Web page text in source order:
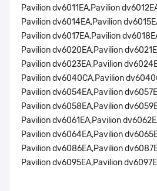
Pavilion dv6011EA,Pavilion
Pavilion dv6014EA,Pavilion
Pavilion dv6017EA,Pavilion
Pavilion dv6020EA,Pavilion
Pavilion dv6023EA,Pavilion
Pavilion dv6040CA,Pavilion
Pavilion dv6054EA,Pavilion
Pavilion dv6058EA,Pavilion
Pavilion dv6061EA,Pavilion
Pavilion dv6064EA,Pavilion
Pavilion dv6086EA,Pavilion
Pavilion dv6095EA,Pavilion